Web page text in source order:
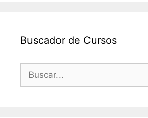
Buscador de Cursos